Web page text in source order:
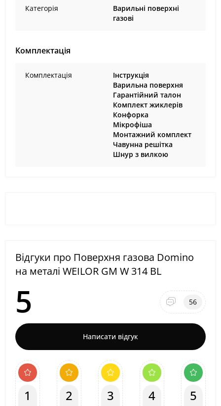
Категорія
Варильні поверхні
газові
Комплектація
Комплектація
Інструкція
Варильна поверхня
Гарантійний талон
Комплект жиклерів
Конфорка
Мікрофіша
Монтажний комплект
Чавунна решітка
Шнур з вилкою
Відгуки про Поверхня газова Domino
на металі WEILOR GM W 314 BL
5 56
Написати відгук
1 2 3 4 5